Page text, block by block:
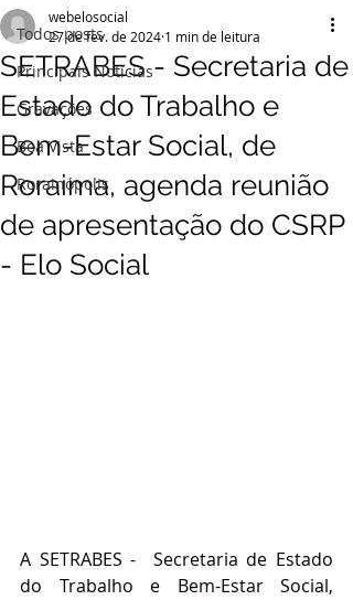
Todos posts
Principais Notícias
Gravações
Boa Vista
Rorainópolis
SETRABES - Secretaria de
Estado do Trabalho e
Bem-Estar Social, de
Roraima, agenda reunião
de apresentação do CSRP
- Elo Social
webelosocial
27 de fev. de 2024 1 min de leitura
A SETRABES -  Secretaria de Estado
do Trabalho e Bem-Estar Social,